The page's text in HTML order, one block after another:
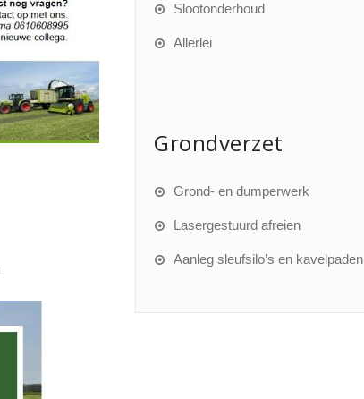
Slootonderhoud
Allerlei
Grondverzet
Grond- en dumperwerk
Lasergestuurd afreien
Aanleg sleufsilo’s en kavelpaden